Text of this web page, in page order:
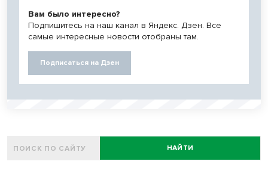
Вам было интересно?
Подпишитесь на наш канал в Яндекс. Дзен. Все
самые интересные новости отобраны там.
Подписаться на Дзен
НАЙТИ